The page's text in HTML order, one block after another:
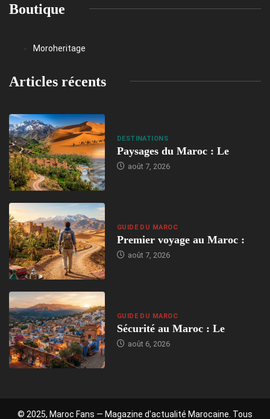
Boutique
Moroheritage
Articles récents
DESTINATIONS
Paysages du Maroc : Le
août 7, 2026
GUIDE DU MAROC
Premier voyage au Maroc :
août 7, 2026
GUIDE DU MAROC
Sécurité au Maroc : Le
août 6, 2026
© 2025, Maroc Fans — Magazine d'actualité Marocaine. Tous